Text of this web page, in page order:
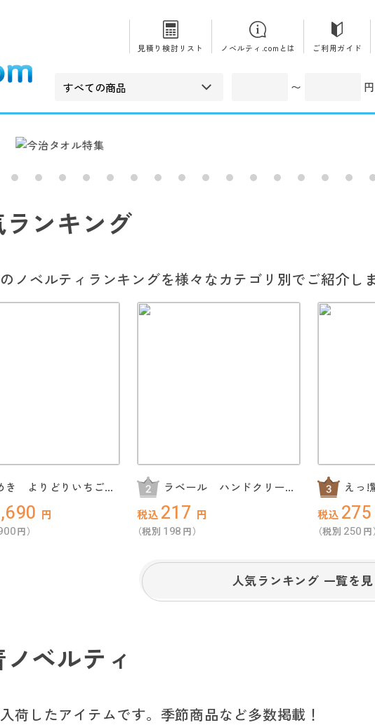
見積り検討リスト
ノベルティ.comとは ご利用ガイド
〜 円
ンキング
ノベルティランキングを様々なカテゴリ別でご紹介し
き よりどりいちごの
会30人用
円
円）
ラベール ハンドクリーム
ギフト
税込 217 円
（税別 198 円）
えっ!
ん2食
税込 275
（税別 250
人気ランキング 一覧を
ベルティ
荷したアイテムです。季節商品など多数掲載！